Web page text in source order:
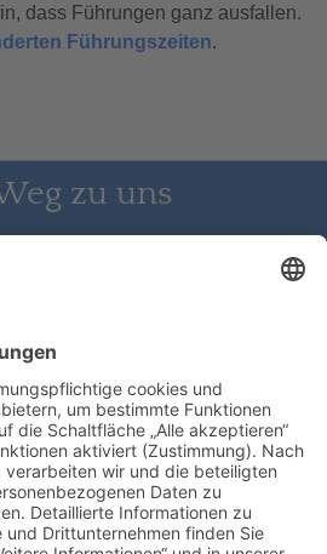
dass Führungen ganz ausfallen.
Führungszeiten.
zu uns
| Telefon: 07626/237 | E-
Ihre Zustimmung, um
Service zu laden!
einen Service eines
Karteninhalte einzubetten.
Daten zu Ihren Aktivitäten
Sie die Details durch und